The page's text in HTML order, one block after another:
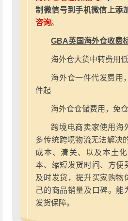
制微信号到手机微信上添
咨询。
GBA英国海外仓收费
海外仓大货中转费用
海外仓一件代发费用
件起
海外仓仓储费用，免
跨境电商卖家使用海
多传统跨境物流无法解决
成本、清关、以及本土
本、缩短发货时间、方便
及时发货，提升买家购物
己的商品销量及口碑。能
发货保障。